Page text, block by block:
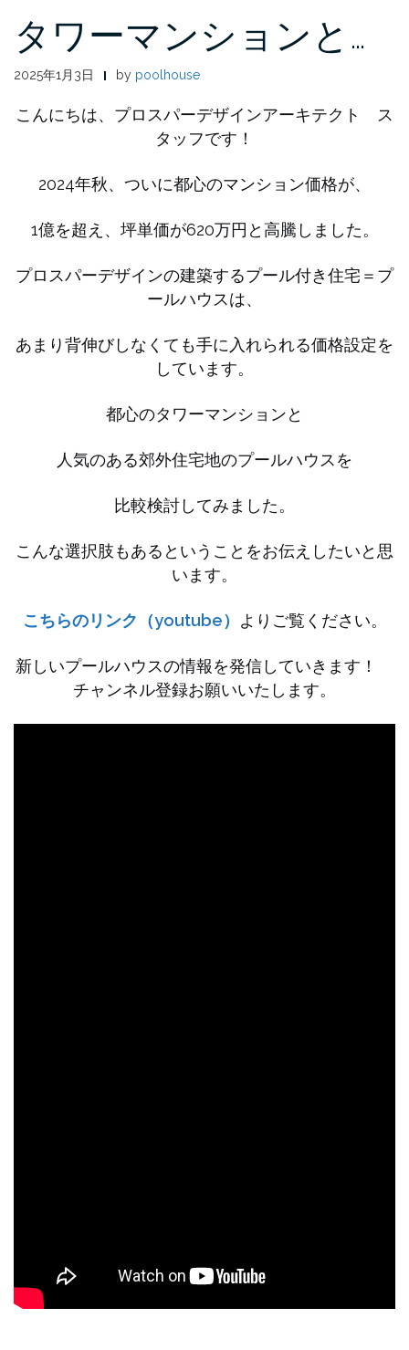
タワーマンションと…
2025年1月3日 by poolhouse
こんにちは、プロスパーデザインアーキテクト ス
タッフです！
2024年秋、ついに都心のマンション価格が、
1億を超え、坪単価が620万円と高騰しました。
プロスパーデザインの建築するプール付き住宅＝プ
ールハウスは、
あまり背伸びしなくても手に入れられる価格設定を
しています。
都心のタワーマンションと
人気のある郊外住宅地のプールハウスを
比較検討してみました。
こんな選択肢もあるということをお伝えしたいと思
います。
こちらのリンク（youtube） よりご覧ください。
新しいプールハウスの情報を発信していきます！
チャンネル登録お願いいたします。